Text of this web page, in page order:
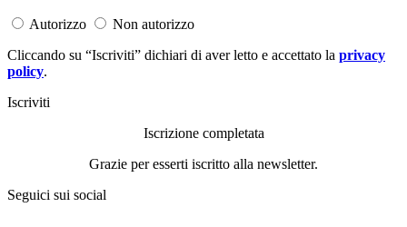
Autorizzo
Non autorizzo
Cliccando su “Iscriviti” dichiari di aver letto e accettato la privacy
policy.
Iscriviti
Iscrizione completata
Grazie per esserti iscritto alla newsletter.
Seguici sui social